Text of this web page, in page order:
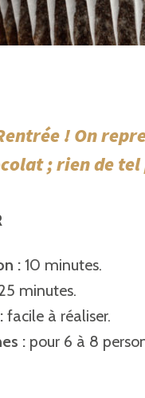
! On
; rien de
: 10 minutes.
minutes.
facile à réaliser.
: pour 6 à 8